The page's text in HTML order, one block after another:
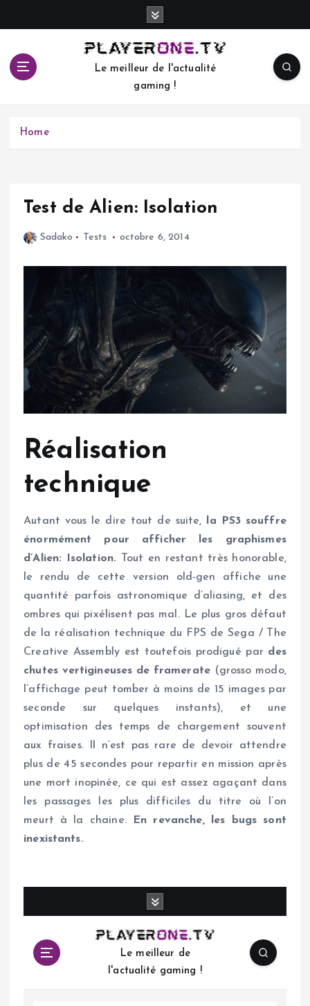
c
Le meilleur de l'actualité
gaming !
Home
Test de Alien: Isolation
Sadako Tests octobre 6, 2014
Réalisation
technique
Autant vous le dire tout de suite, la PS3 souffre
énormément pour afficher les graphismes
d’Alien: Isolation.
Tout en restant très honorable,
le rendu de cette version old-gen affiche une
quantité parfois astronomique d’aliasing, et des
ombres qui pixélisent pas mal. Le plus gros défaut
de la réalisation technique du FPS de Sega / The
Creative Assembly est toutefois prodigué par des
chutes vertigineuses de framerate (grosso modo,
l’affichage peut tomber à moins de 15 images par
seconde sur quelques instants), et une
optimisation des temps de chargement souvent
aux fraises. Il n’est pas rare de devoir attendre
plus de 45 secondes pour repartir en mission après
une mort inopinée, ce qui est assez agaçant dans
les passages les plus difficiles du titre où l’on
meurt à la chaine.En revanche, les bugs sont
inexistants.